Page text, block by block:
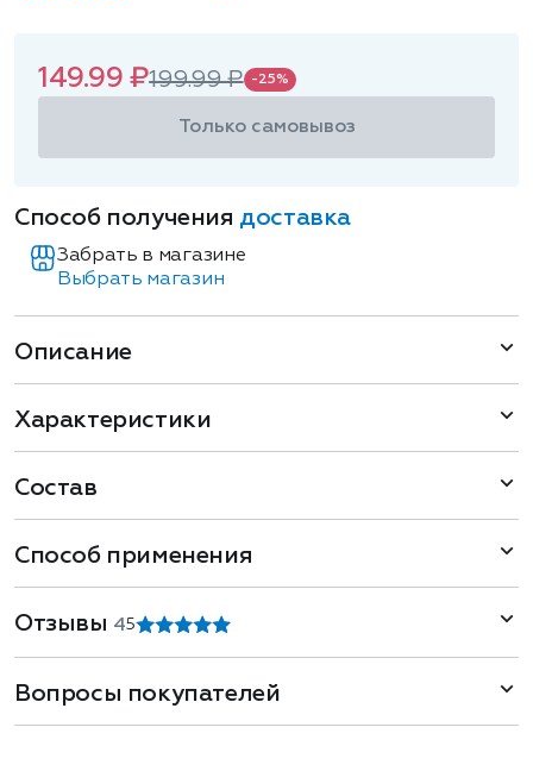
149.99 ₽199.99 ₽ -25%
Только самовывоз
Способ получения доставка
Забрать в магазине
Выбрать магазин
Описание
Характеристики
Состав
Способ применения
Отзывы 45
Вопросы покупателей